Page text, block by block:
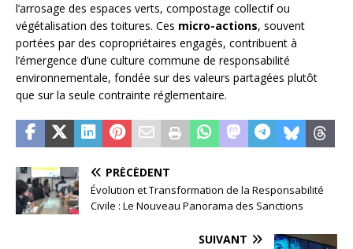
l’arrosage des espaces verts, compostage collectif ou
végétalisation des toitures. Ces micro-actions, souvent
portées par des copropriétaires engagés, contribuent à
l’émergence d’une culture commune de responsabilité
environnementale, fondée sur des valeurs partagées plutôt
que sur la seule contrainte réglementaire.
PRÉCÉDENT
Évolution et Transformation de la Responsabilité
Civile : Le Nouveau Panorama des Sanctions
SUIVANT